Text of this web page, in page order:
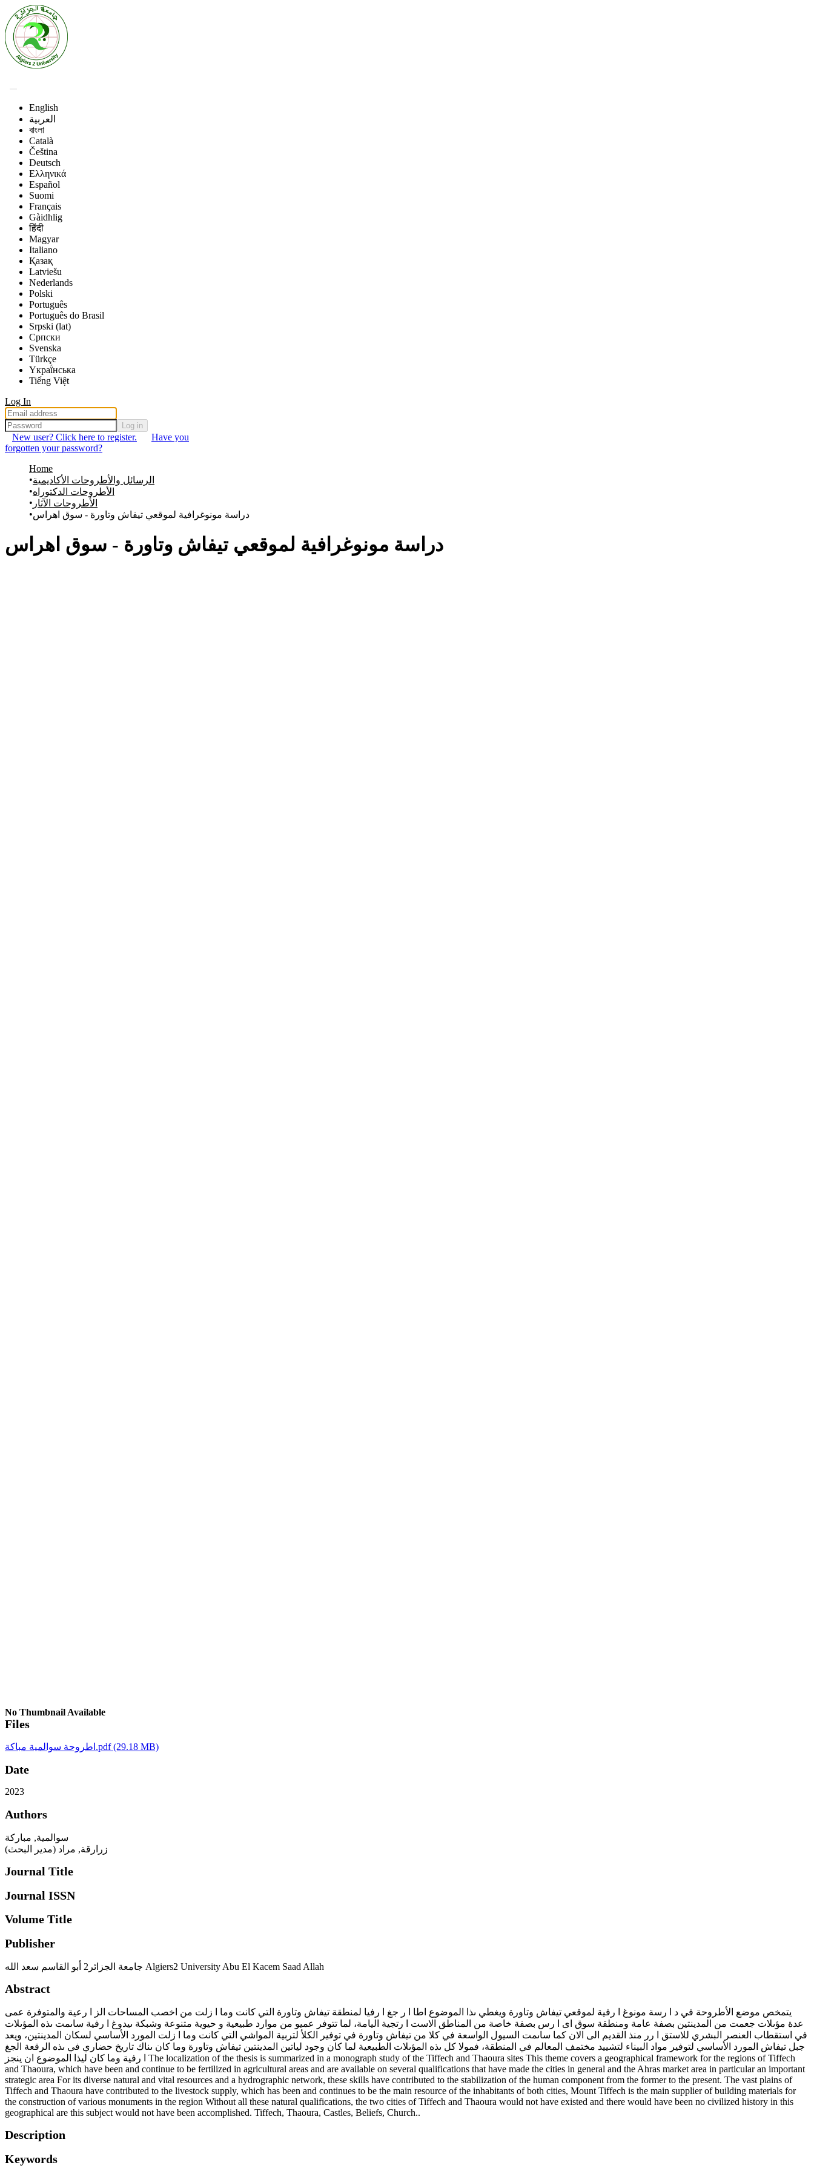
English
العربية
বাংলা
Català
Čeština
Deutsch
Ελληνικά
Español
Suomi
Français
Gàidhlig
हिंदी
Magyar
Italiano
Қазақ
Latviešu
Nederlands
Polski
Português
Português do Brasil
Srpski (lat)
Српски
Svenska
Türkçe
Yкраї́нська
Tiếng Việt
Log In
Log in
New user? Click here to register.
Have you
forgotten your password?
Home
الرسائل والأطروحات الأكاديمية
الأطروحات الدكتوراه
الأطروحات الآثار
دراسة مونوغرافية لموقعي تيفاش وتاورة - سوق اھراس
دراسة مونوغرافية لموقعي تيفاش وتاورة - سوق اھراس
No Thumbnail Available
Files
اطروحة سوالمية مباكة.pdf(29.18 MB)
Date
2023
Authors
سوالمية, مباركة
زرارقة, مراد (مدير البحث)
Journal Title
Journal ISSN
Volume Title
Publisher
جامعة الجزائر2 أبو القاسم سعد الله Algiers2 University Abu El Kacem Saad Allah
Abstract
يتمخص موضع الأطروحة في د ا رسة مونوغ ا رفية لموقعي تيفاش وتاورة ويغطي ىذا الموضوع اطا ا ر جغ ا رفيا لمنطقة تيفاش وتاورة التي كانت وما ا زلت من اخصب المساحات الز ا رعية والمتوفرة عمى
عدة مؤىلات جعمت من المدينتين بصفة عامة ومنطقة سوق اى ا رس بصفة خاصة من المناطق الاست ا رتجية اليامة، لما تتوفر عميو من موارد طبيعية و حيوية متنوعة وشبكة ىيدوغ ا رفية ساىمت ىذه المؤىلات
في استقطاب العنصر البشري للاستق ا رر منذ القديم الى الان كما ساىمت السيول الواسعة في كلا من تيفاش وتاورة في توفير الكلأ لتربية المواشي التي كانت وما ا زلت المورد الأساسي لسكان المدينتين، ويعد
جبل تيفاش المورد الأساسي لتوفير مواد البيناء لتشييد مختمف المعالم في المنطقة، فمولا كل ىذه المؤىلات الطبيعية لما كان وجود لياتين المدينتين تيفاش وتاورة وما كان ىناك تاريخ حضاري في ىذه الرقعة الجغ
ا رفية وما كان ليذا الموضوع ان ينجز The localization of the thesis is summarized in a monograph study of the Tiffech and Thaoura sites This theme covers a geographical framework for the regions of Tiffech
and Thaoura, which have been and continue to be fertilized in agricultural areas and are available on several qualifications that have made the cities in general and the Ahras market area in particular an important
strategic area For its diverse natural and vital resources and a hydrographic network, these skills have contributed to the stabilization of the human component from the former to the present. The vast plains of
Tiffech and Thaoura have contributed to the livestock supply, which has been and continues to be the main resource of the inhabitants of both cities, Mount Tiffech is the main supplier of building materials for
the construction of various monuments in the region Without all these natural qualifications, the two cities of Tiffech and Thaoura would not have existed and there would have been no civilized history in this
geographical are this subject would not have been accomplished. Tiffech, Thaoura, Castles, Beliefs, Church..
Description
Keywords